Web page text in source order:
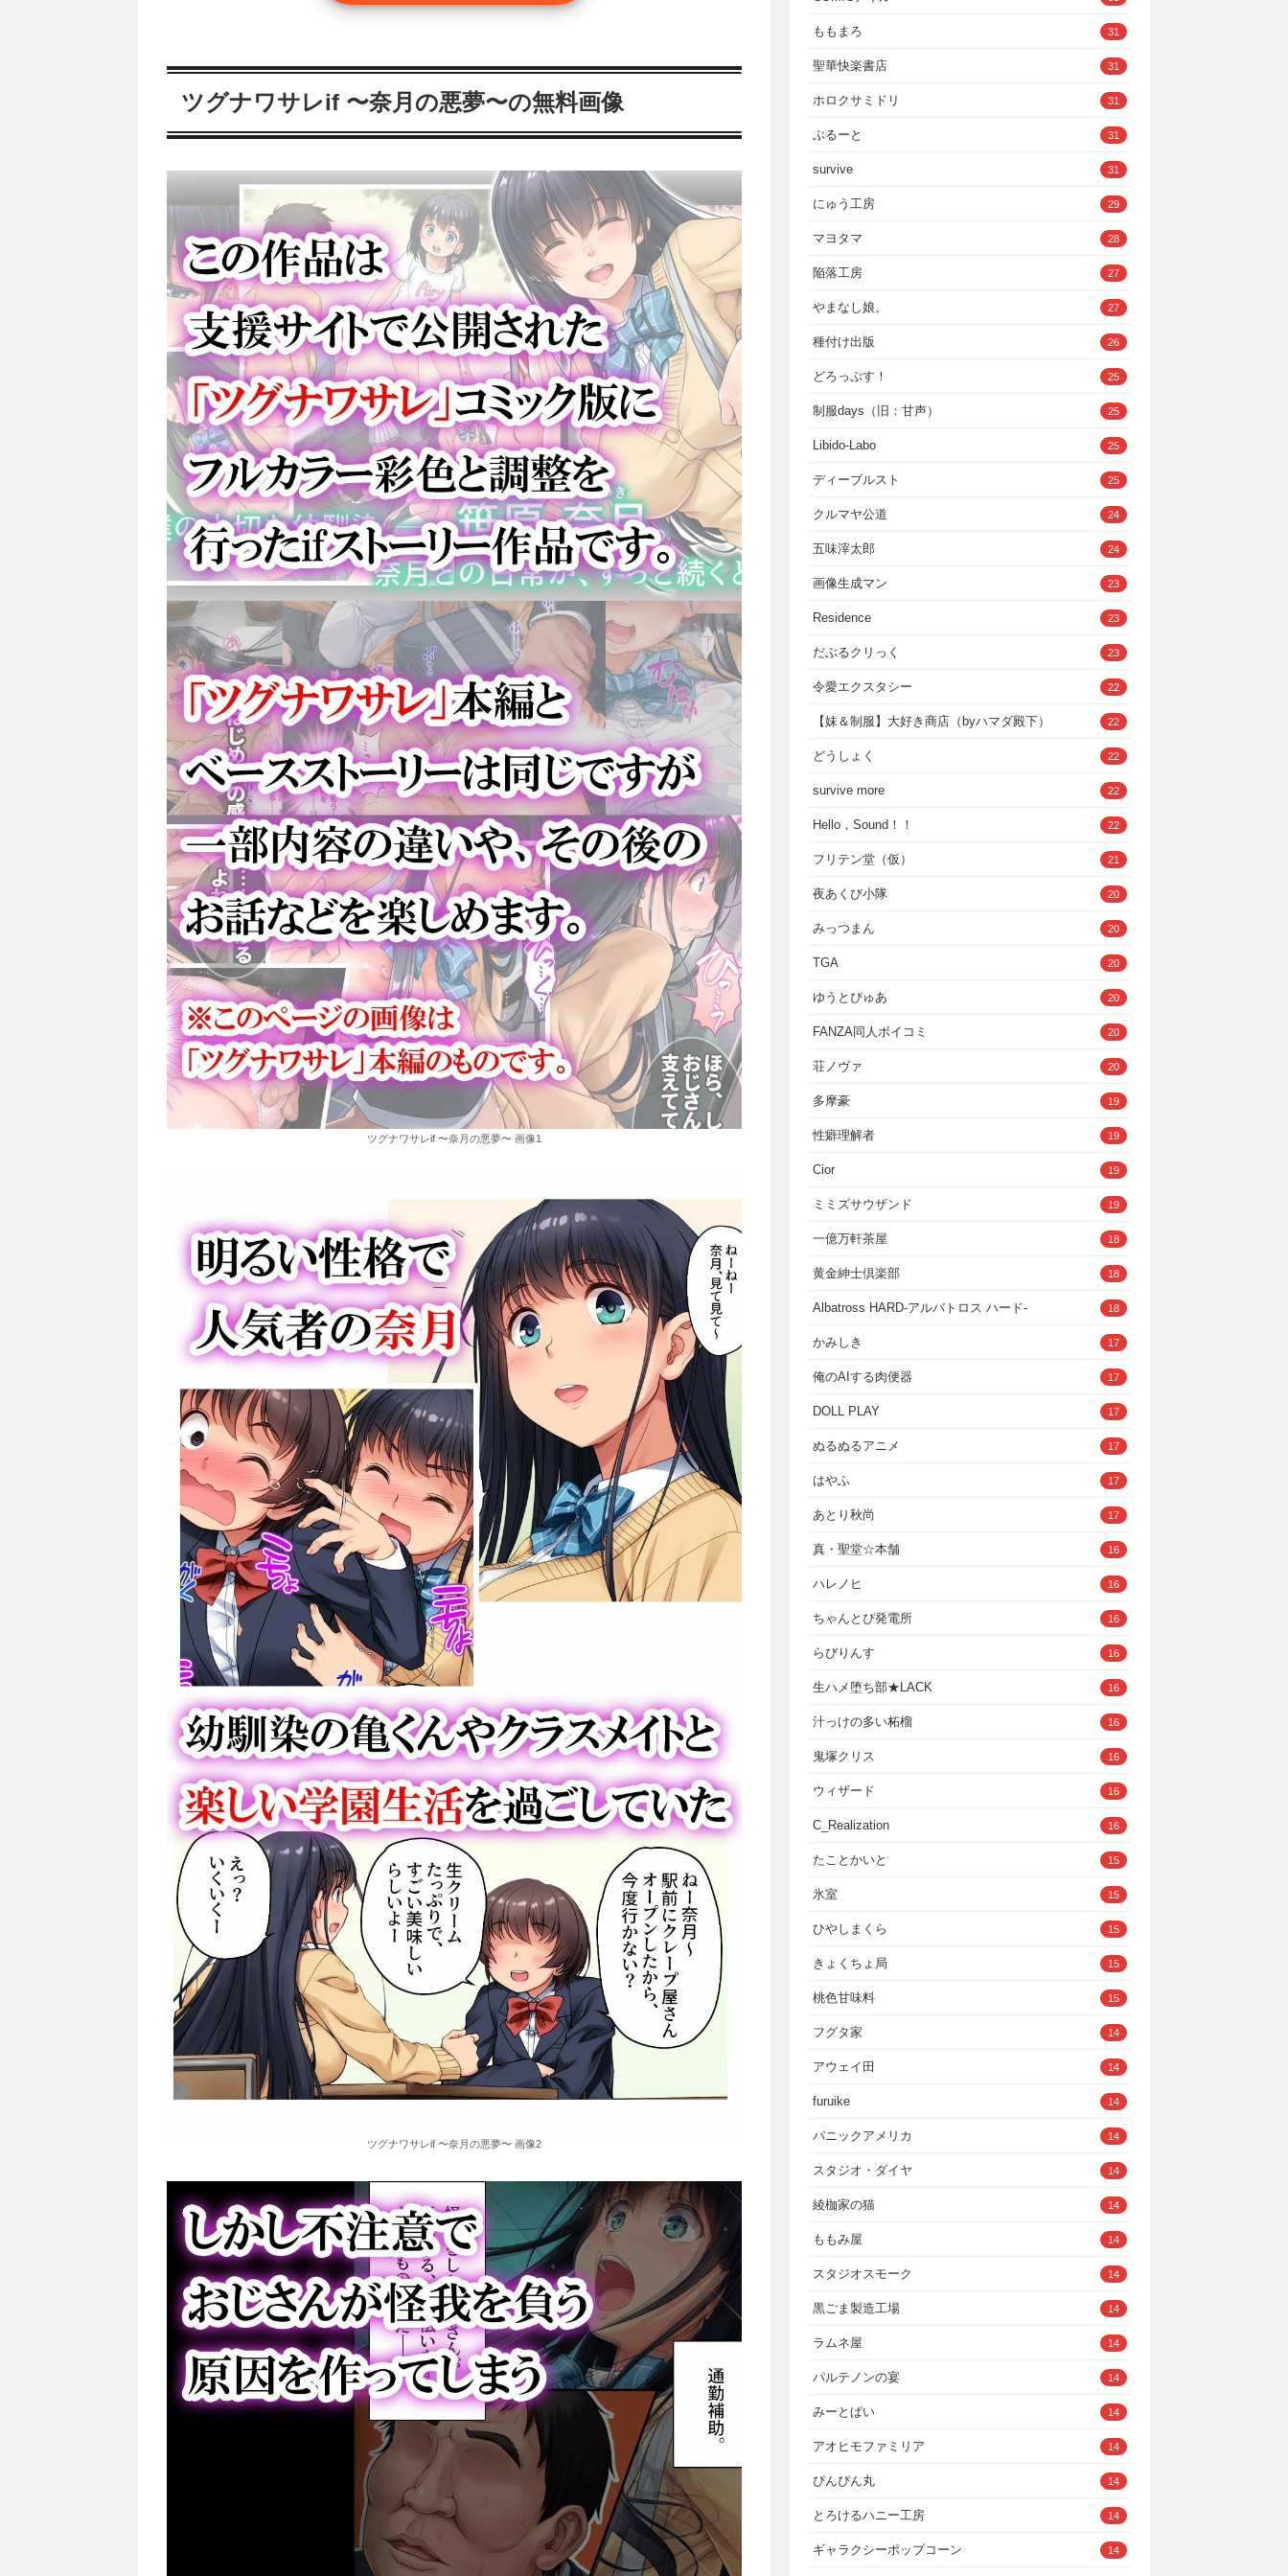
ツグナワサレif 〜奈月の悪夢〜の無料画像
ツグナワサレif 〜奈月の悪夢〜 画像1
ツグナワサレif 〜奈月の悪夢〜 画像2
ももまろ 31
聖華快楽書店 31
ホロクサミドリ 31
ぶるーと 31
survive 31
にゅう工房 29
マヨタマ 28
陥落工房 27
やまなし娘。 27
種付け出版 26
どろっぷす！ 25
制服days（旧：甘声） 25
Libido-Labo 25
ディーブルスト 25
クルマヤ公道 24
五味滓太郎 24
画像生成マン 23
Residence 23
だぶるクリっく 23
令愛エクスタシー 22
【妹＆制服】大好き商店（byハマダ殿下） 22
どうしょく 22
survive more 22
Hello，Sound！！ 22
フリテン堂（仮） 21
夜あくび小隊 20
みっつまん 20
TGA 20
ゆうとぴゅあ 20
FANZA同人ボイコミ 20
荘ノヴァ 20
多摩豪 19
性癖理解者 19
Cior 19
ミミズサウザンド 19
一億万軒茶屋 18
黄金紳士倶楽部 18
Albatross HARD‐アルバトロス ハード‐ 18
かみしき 17
俺のAIする肉便器 17
DOLL PLAY 17
ぬるぬるアニメ 17
はやふ 17
あとり秋尚 17
真・聖堂☆本舗 16
ハレノヒ 16
ちゃんとぴ発電所 16
らびりんす 16
生ハメ堕ち部★LACK 16
汁っけの多い柘榴 16
鬼塚クリス 16
ウィザード 16
C_Realization 16
たことかいと 15
氷室 15
ひやしまくら 15
きょくちょ局 15
桃色甘味料 15
フグタ家 14
アウェイ田 14
furuike 14
パニックアメリカ 14
スタジオ・ダイヤ 14
綾枷家の猫 14
ももみ屋 14
スタジオスモーク 14
黒ごま製造工場 14
ラムネ屋 14
パルテノンの宴 14
みーとぱい 14
アオヒモファミリア 14
ぴんぴん丸 14
とろけるハニー工房 14
ギャラクシーポップコーン 14